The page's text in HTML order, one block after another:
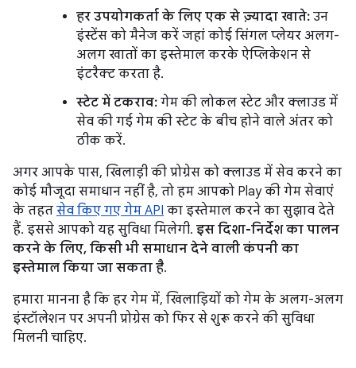
हर उपयोगकर्ता के लिए एक से ज़्यादा खाते: उन
इंस्टेंस को मैनेज करें जहां कोई सिंगल प्लेयर अलग-
अलग खातों का इस्तेमाल करके ऐप्लिकेशन से
इंटरैक्ट करता है.
स्टेट में टकराव: गेम की लोकल स्टेट और क्लाउड में
सेव की गई गेम की स्टेट के बीच होने वाले अंतर को
ठीक करें.
अगर आपके पास, खिलाड़ी की प्रोग्रेस को क्लाउड में सेव करने का
कोई मौजूदा समाधान नहीं है, तो हम आपको Play की गेम सेवाएं
के तहत सेव किए गए गेम API का इस्तेमाल करने का सुझाव देते
हैं. इससे आपको यह सुविधा मिलेगी. इस दिशा-निर्देश का पालन
करने के लिए, किसी भी समाधान देने वाली कंपनी का
इस्तेमाल किया जा सकता है.
हमारा मानना है कि हर गेम में, खिलाड़ियों को गेम के अलग-अलग
इंस्टॉलेशन पर अपनी प्रोग्रेस को फिर से शुरू करने की सुविधा
मिलनी चाहिए.